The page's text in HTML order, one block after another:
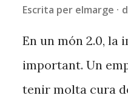
he, he...) i no es
“powerpoint” (així
recolzar amb un
segona part,
Escrita per elmarge
En un món 2.0,
important. Un
tenir molta cura